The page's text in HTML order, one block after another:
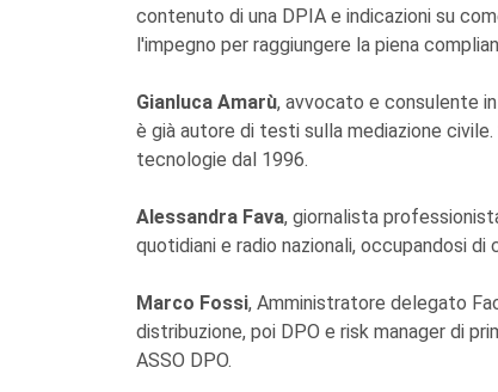
contenuto di una DPIA e indicazioni su
l'impegno per raggiungere la piena
Gianluca Amarù, avvocato e consulente
è già autore di testi sulla mediazione
tecnologie dal 1996.
Alessandra Fava, giornalista
quotidiani e radio nazionali, occupandosi di
Marco Fossi, Amministratore delegato
distribuzione, poi DPO e risk manager di
ASSO DPO.